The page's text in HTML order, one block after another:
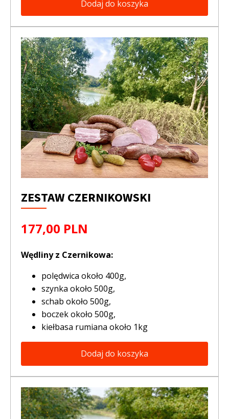
Dodaj do koszyka
ZESTAW CZERNIKOWSKI
177,00 PLN
Wędliny z Czernikowa:
polędwica około 400g,
szynka około 500g,
schab około 500g,
boczek około 500g,
kiełbasa rumiana około 1kg
Dodaj do koszyka